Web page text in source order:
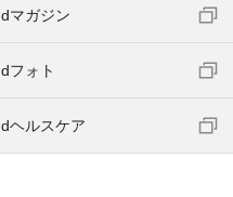
dマガジン
dフォト
dヘルスケア